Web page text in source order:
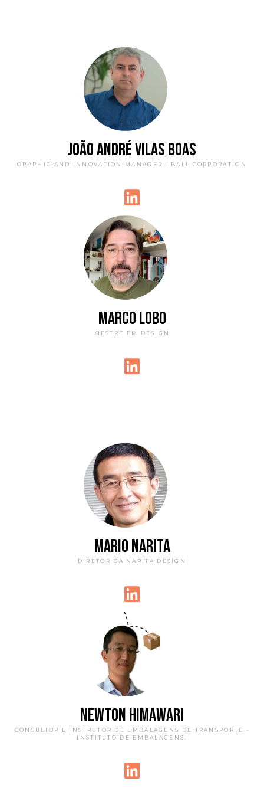
JOÃO ANDRÉ VILAS BOAS
GRAPHIC AND INNOVATION MANAGER | BALL CORPORATION
MARCO LOBO
MESTRE EM DESIGN
MARIO NARITA
DIRETOR DA NARITA DESIGN
NEWTON HIMAWARI
CONSULTOR E INSTRUTOR DE EMBALAGENS DE TRANSPORTE -
INSTITUTO DE EMBALAGENS.